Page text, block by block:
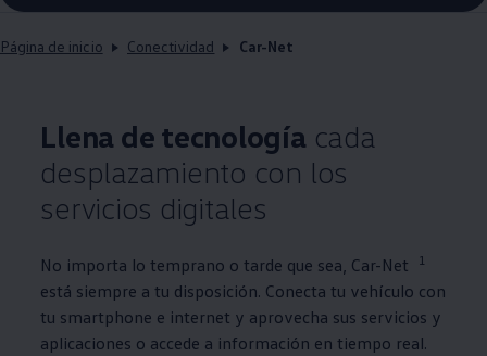
Página de inicio Conectividad Car-Net
Llena de tecnología cada
desplazamiento con los
servicios digitales
No importa lo temprano o tarde que sea, Car-Net 1
está siempre a tu disposición. Conecta tu vehículo con
tu smartphone e internet y aprovecha sus servicios y
aplicaciones o accede a información en tiempo real.